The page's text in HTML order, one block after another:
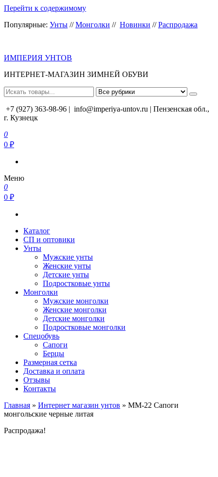
Перейти к содержимому
Популярные: Унты //Монголки // Новинки //Распродажа
ИМПЕРИЯ УНТОВ
ИНТЕРНЕТ-МАГАЗИН ЗИМНЕЙ ОБУВИ
+7 (927) 363-98-96 | info@imperiya-untov.ru | Пензенская обл.,
г. Кузнецк
0
0 ₽
Меню
0
0 ₽
Каталог
СП и оптовики
Унты
Мужские унты
Женские унты
Детские унты
Подростковые унты
Монголки
Мужские монголки
Женские монголки
Детские монголки
Подростковые монголки
Спецобувь
Сапоги
Берцы
Размерная сетка
Доставка и оплата
Отзывы
Контакты
Главная » Интернет магазин унтов » ММ-22 Сапоги
монгольские черные литая
Распродажа!